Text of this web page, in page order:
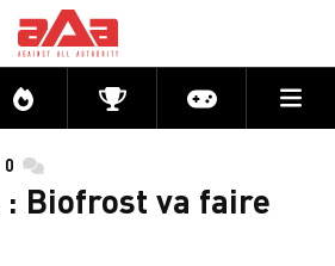
Directs CompétitionsActu jeux
0 commentaires
: Biofrost va faire